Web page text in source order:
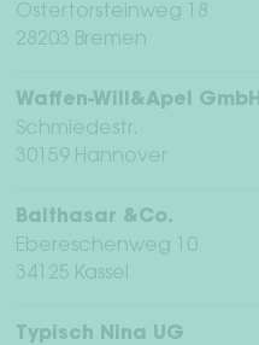
Afdruk
Ostertorsteinweg 18
28203 Bremen
Waffen-Will&Apel GmbH
Schmiedestr.
30159 Hannover
Balthasar &Co.
Ebereschenweg 10
34125 Kassel
Typisch Nina UG